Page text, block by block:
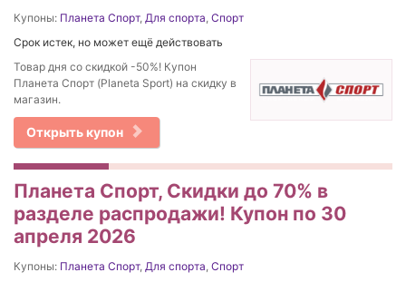
Купоны: Планета Спорт, Для спорта Спорт
Срок истек, но может ещё действовать
Товар дня со скидкой -50%! Купон
Планета Спорт (Planeta Sport) на скидку в
магазин.
Открыть купон
Планета Спорт, Скидки до 70% в
разделе распродажи! Купон по 30
апреля 2026
Купоны: Планета Спорт, Для спорта Спорт